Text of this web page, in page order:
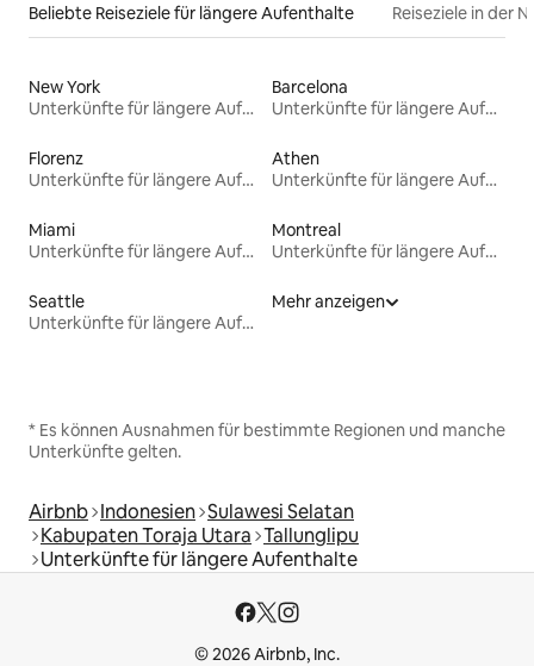
Beliebte Reiseziele für längere Aufenthalte Reiseziele in der
New York
Unterkünfte für längere Aufenthalte
Barcelona
Unterkünfte für längere Aufenthalte
Florenz
Unterkünfte für längere Aufenthalte
Athen
Unterkünfte für längere Aufenthalte
Miami
Unterkünfte für längere Aufenthalte
Montreal
Unterkünfte für längere Aufenthalte
Seattle
Unterkünfte für längere Aufenthalte
Mehr anzeigen
* Es können Ausnahmen für bestimmte Regionen und manche
Unterkünfte gelten.
Airbnb Indonesien Sulawesi Selatan
Kabupaten Toraja Utara Tallunglipu
Unterkünfte für längere Aufenthalte
© 2026 Airbnb, Inc.